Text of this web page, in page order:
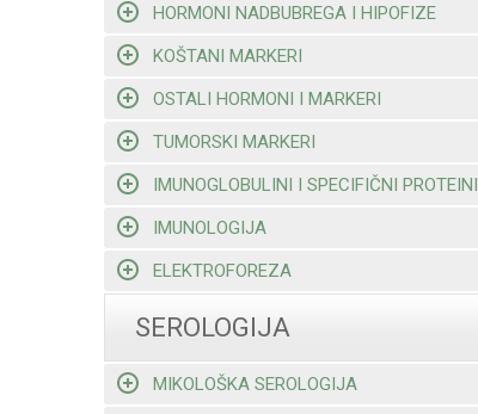
HORMONI NADBUBREGA I HIPOFIZE
KOŠTANI MARKERI
OSTALI HORMONI I MARKERI
TUMORSKI MARKERI
IMUNOGLOBULINI I SPECIFIČNI PROTEINI
IMUNOLOGIJA
ELEKTROFOREZA
SEROLOGIJA
MIKOLOŠKA SEROLOGIJA